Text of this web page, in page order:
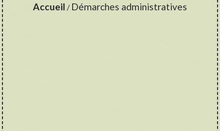
Accueil / Démarches administratives